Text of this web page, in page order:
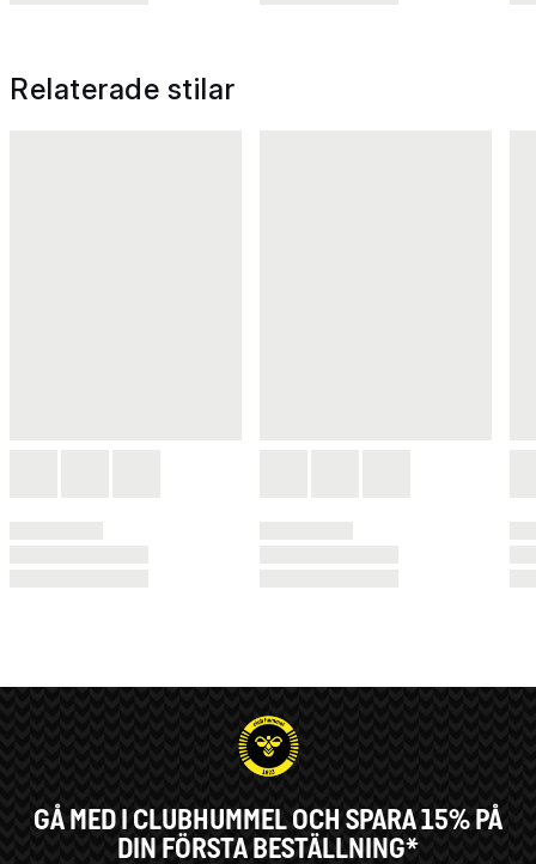
Relaterade stilar
GÅ MED I CLUBHUMMEL OCH SPARA 15% PÅ
DIN FÖRSTA BESTÄLLNING*